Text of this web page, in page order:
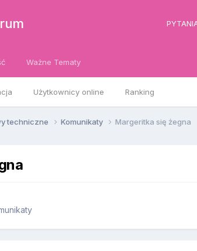
Użytkownicy online Ranking
Ważne Tematy
techniczne Komunikaty Margeritka się żegna